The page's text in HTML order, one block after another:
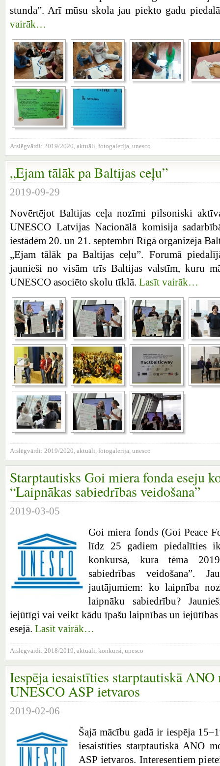
stunda”. Arī mūsu skola jau piekto gadu
vairāk…
Atslēgvārdi: 2019/2020 aktuāli fotogalerija unesco
„Ejam tālāk pa Baltijas ceļu”
2019-09-29
Novērtējot Baltijas ceļa nozīmi pilsoniski
UNESCO Latvijas Nacionālā komisija
iestādēm 20. un 21. septembrī Rīgā organizēja
„Ejam tālāk pa Baltijas ceļu”. Forumā
jaunieši no visām trīs Baltijas valstīm, kuru
UNESCO asociēto skolu tīklā. Lasīt vairāk…
Atslēgvārdi: 2019/2020 aktuāli fotogalerija unesco
Starptautisks Goi miera fonda eseju
“Laipnākas sabiedrības veidošana”
2019-03-05
Goi miera fonds (Goi Peace
līdz 25 gadiem piedalīties
konkursā, kura tēma
sabiedrības veidošana”.
jautājumiem: ko laipnība
laipnāku sabiedrību?
iejūtīgi vai veikt kādu īpašu laipnības un
esejā. Lasīt vairāk…
Atslēgvārdi: 2018/2019 aktuāli konkursi unesco
Iespēja iesaistīties starptautiskā ANO
UNESCO ASP ietvaros
2019-02-06
Šajā mācību gadā ir iespēja
iesaistīties starptautiskā ANO
ASP ietvaros. Interesentiem